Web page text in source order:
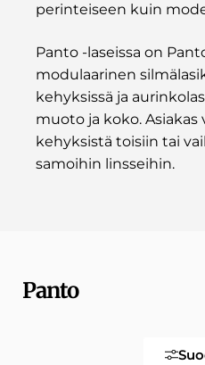
perinteiseen kuin
Panto -laseissa on
modulaarinen
kehyksissä ja
muoto ja koko. Asiakas
kehyksistä toisiin tai
samoihin linsseihin.
Panto